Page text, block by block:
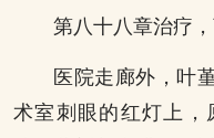
第八十八章治疗
医院走廊外，叶
术室刺眼的红灯上，